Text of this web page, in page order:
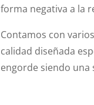
forma negativa a la
Contamos con
calidad diseñada
engorde siendo una